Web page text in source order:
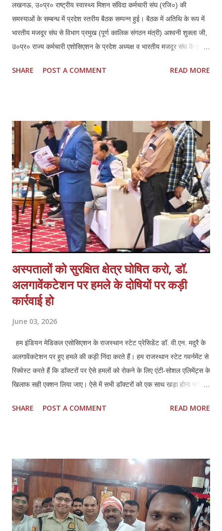
लखनऊ, उ०प्र० राष्ट्रीय स्वास्थ्य मिशन संविदा कर्मचारी संघ (रजि०) की
समस्याओं के सम्बन्ध में प्रदेश स्तरीय बैठक सम्पन्न हुई। बैठक में अतिथि के रूप में
भारतीय मजदूर संघ से विभाग प्रमुख (पूर्ण कालिक संगठन मंत्री) अश्वनी शुक्ला जी,
उ०प्र० राज्य कर्मचारी एशोसिएशन के प्रदेश अध्यक्ष व भारतीय मजदूर संघ के पूर्व
दीक्षित जी की गरिमामयी उपस्थिति रही। बैठक की अध्यक्षता कर रहे एनएचएम संघ के
स्वास्थ्य मिशन के अन्तर्गत कार्यस्त संविदा कर्मचारियों की गम्भीर समस्याओं का
प्रकाश डालते हुये आगामी समय में कर्मचारियों की मुख्य मांगों में नियमितीकरण/समान
कार्य समान वेतन, वेतन बढ़ोत्तरी, जॉब सुरक्षा एवं कैशलेस चिकित्सा सुविधा अथवा
स्वास्थ्य बीमा शामिल हैं एवं इसके साथ ही कर्मचारियों के मानदेय भुगतान में आ रही
समस्याओं क...
SHARE POST A COMMENT READ MORE
अस्पतालों को सुरक्षित क्षेत्र घोषित करो, डॉ.
अलगावेंकटेशन पर हमले के दोषियों पर कड़ी
कार्रवाई हो
June 03, 2026
हम इंडियन मेडिकल एसोसिएशन के राजस्थान स्टेट प्रेसिडेंट डॉ. वी.एन. मदुरै के
अलगावेंकटेशन पर हुए हमले की कड़ी निंदा करते हैं। हम राजस्थान स्टेट गवर्नमेंट से
रिक्वेस्ट करते हैं कि डॉक्टरों पर ऐसे हमलों को रोकने के लिए एंटी-सोशल एलिमेंट्स के
खिलाफ सही एक्शन लिया जाए। ऐसे में सभी डॉक्टरों को एक साथ खड़ा होना चाहिए
तरह राजस्थान में भी डॉक्टर्स एंड हॉस्पिटल प्रोटेक्शन एक्ट (TN HPA 48/2008)
घोषित किया जाना चाहिए। सभी अस्पतालों में CCTV कैमरे लगाए जाने चाहिए और
उन्हें पूरी तरह से सुरक्षित रखा जाना चाहिए। सीनियर पुलिस अधिकारियों को यह
पक्का करना चाहिए कि पुलिस पेट्रोलिंग गाड़ियां अस्पताल के इलाकों में अक्सर
पेट्रोलिंग करें।
SHARE POST A COMMENT READ MORE